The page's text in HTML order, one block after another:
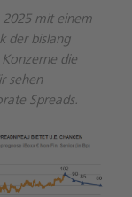
2025 mit einem
der bislang
die
sehen
Spreads.